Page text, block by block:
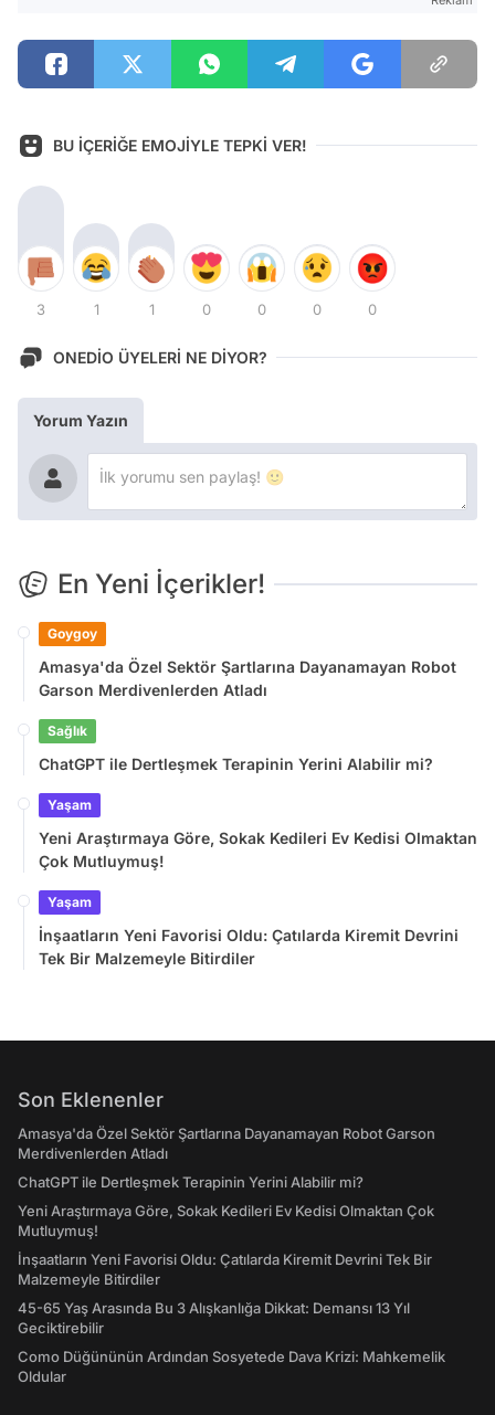
BU İÇERİĞE EMOJİYLE TEPKİ VER!
3 1 1 0 0 0 0
ONEDİO ÜYELERİ NE DİYOR?
Yorum Yazın
En Yeni İçerikler!
Goygoy
Amasya'da Özel Sektör Şartlarına Dayanamayan Robot
Garson Merdivenlerden Atladı
Sağlık
ChatGPT ile Dertleşmek Terapinin Yerini Alabilir mi?
Yaşam
Yeni Araştırmaya Göre, Sokak Kedileri Ev Kedisi Olmaktan
Çok Mutluymuş!
Yaşam
İnşaatların Yeni Favorisi Oldu: Çatılarda Kiremit Devrini
Tek Bir Malzemeyle Bitirdiler
Son Eklenenler
Amasya'da Özel Sektör Şartlarına Dayanamayan Robot Garson
Merdivenlerden Atladı
ChatGPT ile Dertleşmek Terapinin Yerini Alabilir mi?
Yeni Araştırmaya Göre, Sokak Kedileri Ev Kedisi Olmaktan Çok
Mutluymuş!
İnşaatların Yeni Favorisi Oldu: Çatılarda Kiremit Devrini Tek Bir
Malzemeyle Bitirdiler
45-65 Yaş Arasında Bu 3 Alışkanlığa Dikkat: Demansı 13 Yıl
Geciktirebilir
Como Düğününün Ardından Sosyetede Dava Krizi: Mahkemelik
Oldular